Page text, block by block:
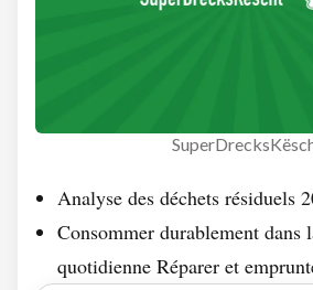
Analyse des déchets résiduels
Consommer durablement dans
quotidienne Réparer et